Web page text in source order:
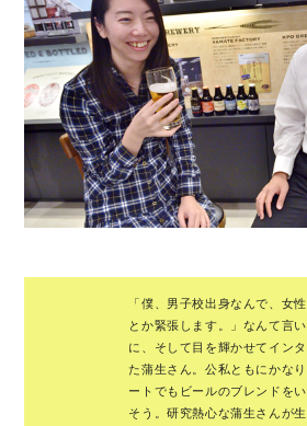
「僕、男子校出身なんで、女
とか緊張します。」なんて言
に、そして目を輝かせてイン
た蒲生さん。公私ともにかな
ートでもビールのブレンドを
そう。研究熱心な蒲生さんが